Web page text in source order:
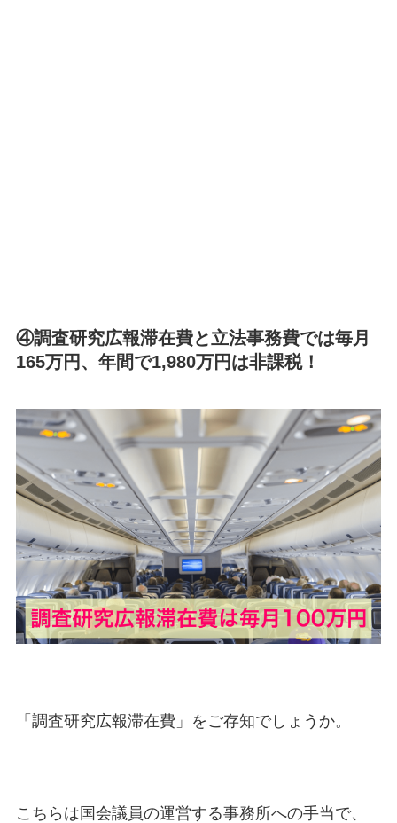
④調査研究広報滞在費と立法事務費では毎月
165万円、年間で1,980万円は非課税！
「調査研究広報滞在費」をご存知でしょうか。
こちらは国会議員の運営する事務所への手当で、